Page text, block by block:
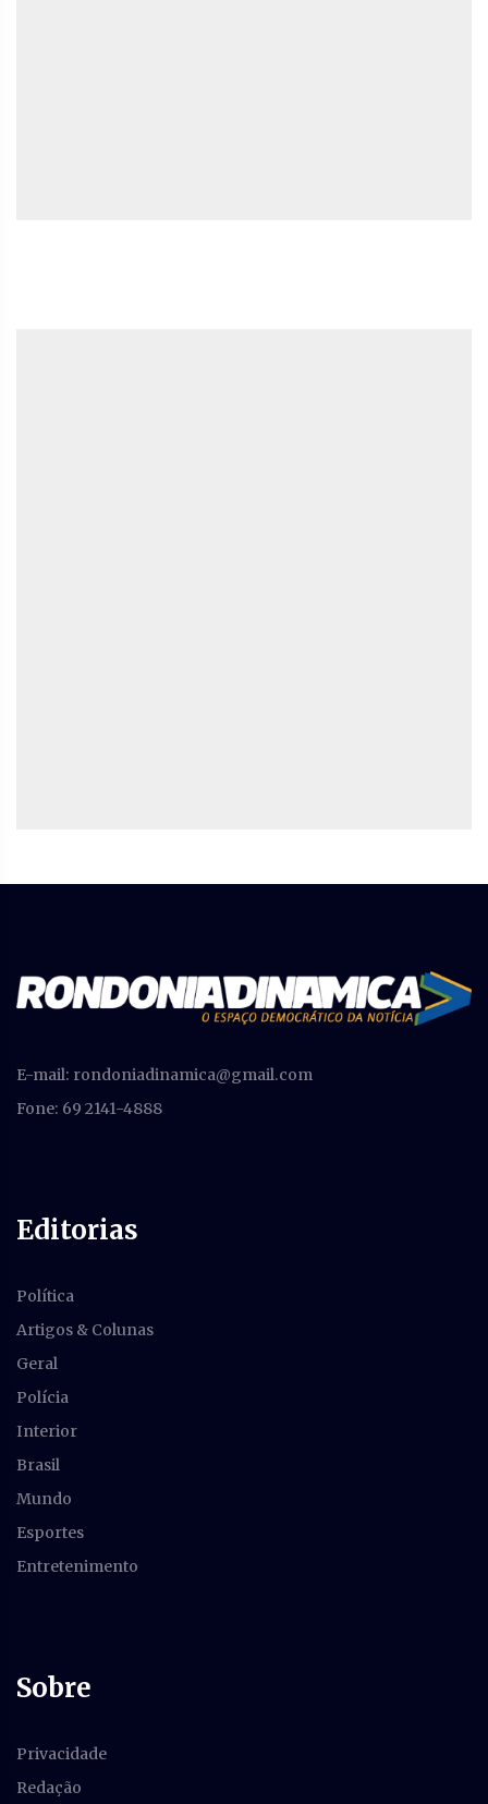
E-mail: rondoniadinamica@gmail.com
Fone: 69 2141-4888
Editorias
Política
Artigos & Colunas
Geral
Polícia
Interior
Brasil
Mundo
Esportes
Entretenimento
Sobre
Privacidade
Redação